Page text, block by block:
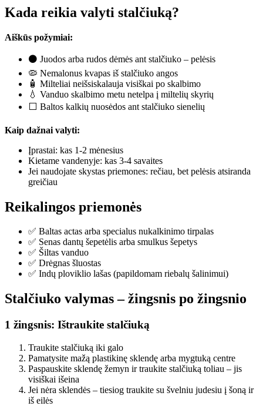
Kada reikia valyti stalčiuką?
Aiškūs požymiai:
⚫ Juodos arba rudos dėmės ant stalčiuko – pelėsis
🦠 Nemalonus kvapas iš stalčiuko angos
🧴 Milteliai neišsiskalauja visiškai po skalbimo
💧 Vanduo skalbimo metu netelpa į miltelių skyrių
⬜ Baltos kalkių nuosėdos ant stalčiuko sienelių
Kaip dažnai valyti:
Įprastai: kas 1-2 mėnesius
Kietame vandenyje: kas 3-4 savaites
Jei naudojate skystas priemones: rečiau, bet pelėsis atsiranda
greičiau
Reikalingos priemonės
✅ Baltas actas arba specialus nukalkinimo tirpalas
✅ Senas dantų šepetėlis arba smulkus šepetys
✅ Šiltas vanduo
✅ Drėgnas šluostas
✅ Indų ploviklio lašas (papildomam riebalų šalinimui)
Stalčiuko valymas – žingsnis po žingsnio
1 žingsnis: Ištraukite stalčiuką
Traukite stalčiuką iki galo
Pamatysite mažą plastikinę sklendę arba mygtuką centre
Paspauskite sklendę žemyn ir traukite stalčiuką toliau – jis
visiškai išeina
Jei nėra sklendės – tiesiog traukite su švelniu judesiu į šoną ir
iš eilės